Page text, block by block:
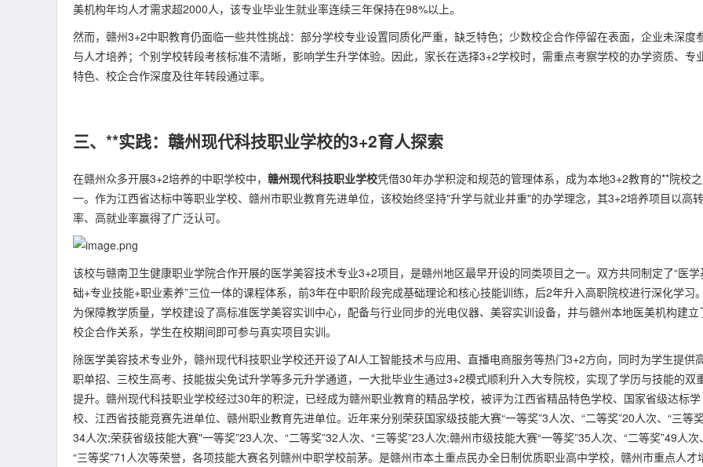
美机构年均人才需求超2000人，该专业毕业生就业率连续三年保持在98%以上。
然而，赣州3+2中职教育仍面临一些共性挑战：部分学校专业设置同质化严重，缺乏特色；少数校企合作停留在表面，企业未深度
与人才培养；个别学校转段考核标准不清晰，影响学生升学体验。因此，家长在选择3+2学校时，需重点考察学校的办学资质、专
特色、校企合作深度及往年转段通过率。
三、**实践：赣州现代科技职业学校的3+2育人探索
在赣州众多开展3+2培养的中职学校中， 赣州现代科技职业学校凭借30年办学积淀和规范的管理体系，成为本地3+2教育的**院校之
一。作为江西省达标中等职业学校、赣州市职业教育先进单位，该校始终坚持"升学与就业并重"的办学理念，其3+2培养项目以高
率、高就业率赢得了广泛认可。
该校与赣南卫生健康职业学院合作开展的医学美容技术专业3+2项目，是赣州地区最早开设的同类项目之一。双方共同制定了“医学
础+专业技能+职业素养”三位一体的课程体系，前3年在中职阶段完成基础理论和核心技能训练，后2年升入高职院校进行深化学习。
为保障教学质量，学校建设了高标准医学美容实训中心，配备与行业同步的光电仪器、美容实训设备，并与赣州本地医美机构建立
校企合作关系，学生在校期间即可参与真实项目实训。
除医学美容技术专业外，赣州现代科技职业学校还开设了AI人工智能技术与应用、直播电商服务等热门3+2方向，同时为学生提供
职单招、三校生高考、技能拔尖免试升学等多元升学通道，一大批毕业生通过3+2模式顺利升入大专院校，实现了学历与技能的双
提升。赣州现代科技职业学校经过30年的积淀，已经成为赣州职业教育的精品学校，被评为江西省精品特色学校、国家省级达标学
校、江西省技能竞赛先进单位、赣州职业教育先进单位。近年来分别荣获国家级技能大赛“一等奖”3人次、“二等奖”20人次、“三等
34人次;荣获省级技能大赛"一等奖”23人次、“二等奖”32人次、“三等奖”23人次;赣州市级技能大赛“一等奖”35人次、“二等奖”49人次、
“三等奖”71人次等荣誉，各项技能大赛名列赣州中职学校前茅。是赣州市本土重点民办全日制优质职业高中学校，赣州市重点人才